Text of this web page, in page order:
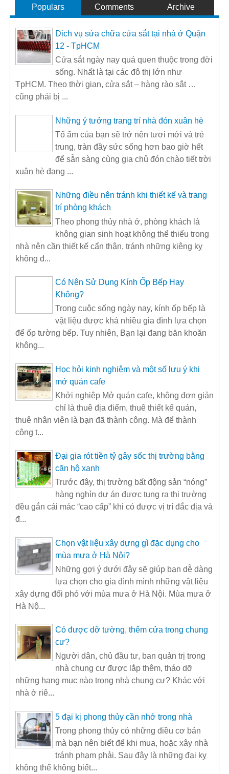
Populars Comments Archive
Dịch vụ sửa chữa cửa sắt tại nhà ở Quận
12 - TpHCM
Cửa sắt ngày nay quá quen thuộc trong đời
sống. Nhất là tại các đô thị lớn như
TpHCM. Theo thời gian, cửa sắt – hàng rào sắt …
cũng phải bị ...
Những ý tưởng trang trí nhà đón xuân hè
Tổ ấm của bạn sẽ trở nên tươi mới và trẻ
trung, tràn đầy sức sống hơn bao giờ hết
để sẵn sàng cùng gia chủ đón chào tiết trời
xuân hè đang ...
Những điều nên tránh khi thiết kế và trang
trí phòng khách
Theo phong thủy nhà ở, phòng khách là
không gian sinh hoạt không thể thiếu trong
nhà nên cần thiết kế cẩn thận, tránh những kiêng kỵ
không đ...
Có Nên Sử Dụng Kính Ốp Bếp Hay
Không?
Trong cuộc sống ngày nay, kính ốp bếp là
vật liệu được khá nhiều gia đình lựa chọn
để ốp tường bếp. Tuy nhiên, Bạn lại đang băn khoăn
không...
Học hỏi kinh nghiệm và một số lưu ý khi
mở quán cafe
Khởi nghiệp Mở quán cafe, không đơn giản
chỉ là thuê địa điểm, thuê thiết kế quán,
thuê nhân viên là bạn đã thành công. Mà để thành
công t...
Đại gia rót tiền tỷ gây sốc thị trường bằng
căn hộ xanh
Trước đây, thị trường bất động sản “nóng”
hàng nghìn dự án được tung ra thị trường
đều gắn cái mác “cao cấp” khi có được vị trí đắc địa và
đ...
Chọn vật liệu xây dựng gì đặc dụng cho
mùa mưa ở Hà Nội?
Những gợi ý dưới đây sẽ giúp bạn dễ dàng
lựa chọn cho gia đình mình những vật liệu
xây dựng đối phó với mùa mưa ở Hà Nội. Mùa mưa ở
Hà Nộ...
Có được dỡ tường, thêm cửa trong chung
cư?
Người dân, chủ đầu tư, ban quản trị trong
nhà chung cư được lắp thêm, tháo dỡ
những hạng mục nào trong nhà chung cư? Khác với
nhà ở riê...
5 đại kị phong thủy cần nhớ trong nhà
Trong phong thủy có những điều cơ bản
mà bạn nên biết để khi mua, hoặc xây nhà
tránh phạm phải. Sau đây là những đại kỵ
không thể không biết...